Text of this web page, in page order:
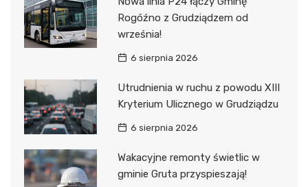
Rogóźno z Grudziądzem od
września!
6 sierpnia 2026
Utrudnienia w ruchu z powodu XIII
Kryterium Ulicznego w Grudziądzu
6 sierpnia 2026
Wakacyjne remonty świetlic w
gminie Gruta przyspieszają!